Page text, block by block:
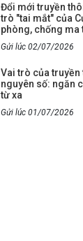
Đổi mới truyền
trò "tai mắt" của
phòng, chống
Gửi lúc 02/07/2026
Vai trò của
nguyên số: ngăn
từ xa
Gửi lúc 01/07/2026